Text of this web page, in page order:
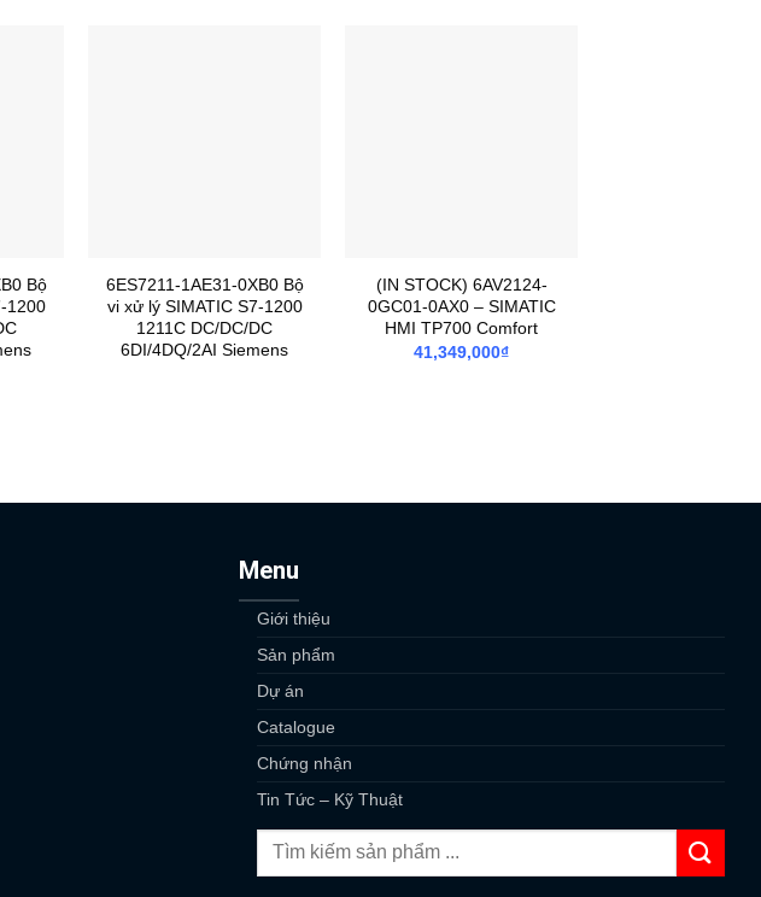
Bộ
1200
6ES7211-1AE31-0XB0 Bộ
vi xử lý SIMATIC S7-1200
1211C DC/DC/DC
6DI/4DQ/2AI Siemens
(IN STOCK) 6AV2124-
0GC01-0AX0 – SIMATIC
HMI TP700 Comfort
41,349,000₫
Menu
Giới thiệu
Sản phẩm
Dự án
Catalogue
Chứng nhận
Tin Tức – Kỹ Thuật